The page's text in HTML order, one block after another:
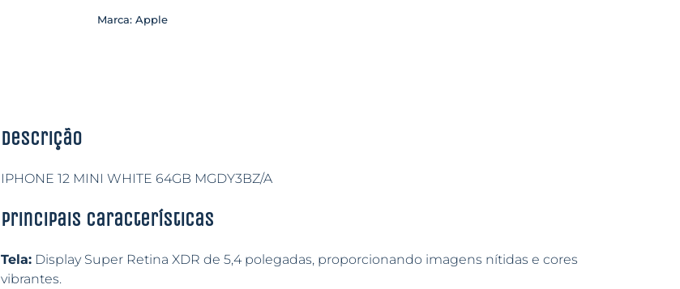
Marca: Apple
Descrição
IPHONE 12 MINI WHITE 64GB MGDY3BZ/A
Principais características
Tela:Display Super Retina XDR de 5,4 polegadas, proporcionando imagens nítidas e cores
vibrantes.